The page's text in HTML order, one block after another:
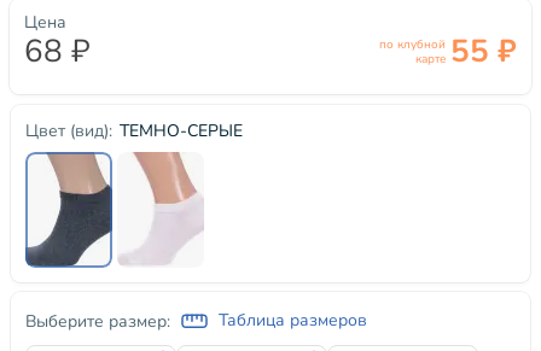
Цвет (вид): ТЕМНО-СЕРЫЕ
Выберите размер: Таблица размеров
Цена
68 ₽
по клубной
карте 55 ₽